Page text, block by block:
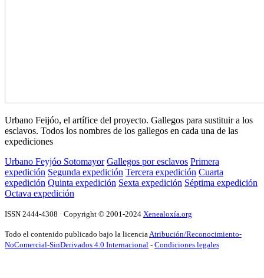
Urbano Feijóo, el artífice del proyecto. Gallegos para sustituir a los
esclavos. Todos los nombres de los gallegos en cada una de las
expediciones
Urbano Feyjóo Sotomayor Gallegos por esclavos Primera
expedición Segunda expedición Tercera expedición Cuarta
expedición Quinta expedición Sexta expedición Séptima expedición
Octava expedición
ISSN 2444-4308 · Copyright © 2001-2024 Xenealoxía.org
Todo el contenido publicado bajo la licenciaAtribución/Reconocimiento-
NoComercial-SinDerivados 4.0 Internacional - Condiciones legales